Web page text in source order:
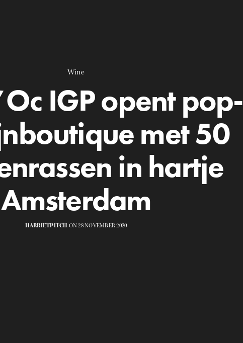
Wine
IGP opent pop-
met 50
in hartje
Amsterdam
HARRIETPITCH ON 28 NOVEMBER 2020